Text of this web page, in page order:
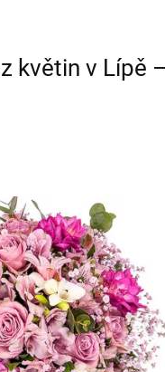
květin v Lípě